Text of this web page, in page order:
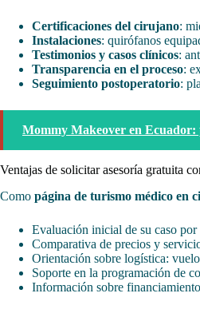
Certificaciones del cirujano:
Instalaciones: quirófanos
Testimonios y casos clínicos:
Transparencia en el proceso:
Seguimiento postoperatorio:
Mommy Makeover en Ecuador:
Ventajas de solicitar asesoría gratuita
Como página de turismo médico en
Evaluación inicial de su caso por
Comparativa de precios y
Orientación sobre logística:
Soporte en la programación de
Información sobre